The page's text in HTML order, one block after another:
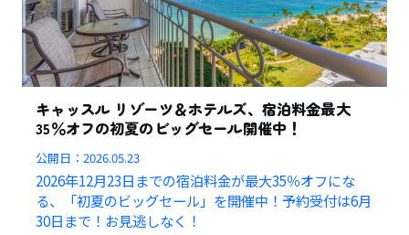
キャッスル リゾーツ＆ホテルズ、宿泊料金最大
35％オフの初夏のビッグセール開催中！
公開日：2026.05.23
2026年12月23日までの宿泊料金が最大35％オフにな
る、「初夏のビッグセール」を開催中！予約受付は6月
30日まで！お見逃しなく！